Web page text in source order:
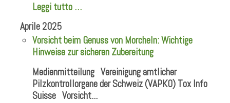
Leggi tutto …
Aprile 2025
Vorsicht beim Genuss von Morcheln: Wichtige
Hinweise zur sicheren Zubereitung
Medienmitteilung Vereinigung amtlicher
Pilzkontrollorgane der Schweiz (VAPKO) Tox Info
Suisse Vorsicht...